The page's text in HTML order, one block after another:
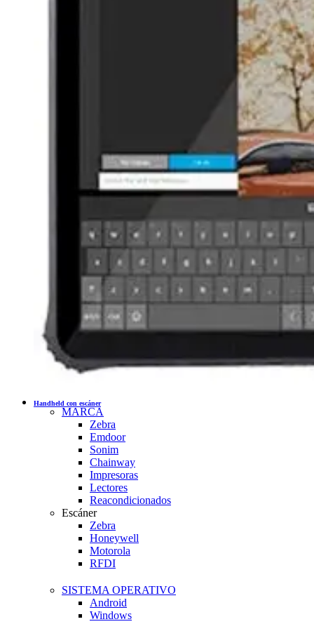
Handheld con escáner
MARCA
Zebra
Emdoor
Sonim
Chainway
Impresoras
Lectores
Reacondicionados
Escáner
Zebra
Honeywell
Motorola
RFDI
SISTEMA OPERATIVO
Android
Windows